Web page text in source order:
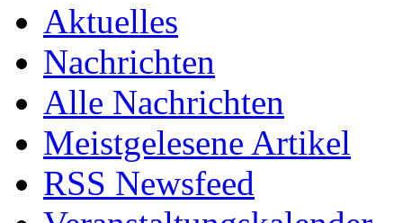
Aktuelles
Nachrichten
Alle Nachrichten
Meistgelesene Artikel
RSS Newsfeed